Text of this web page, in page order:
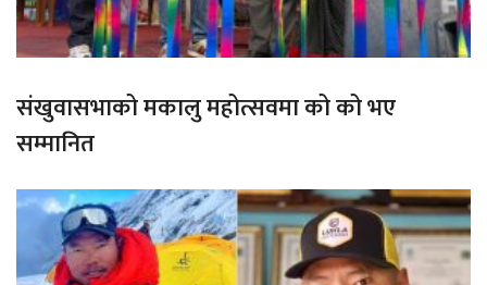
संखुवासभाको मकालु महोत्सवमा को को भए
सम्मानित